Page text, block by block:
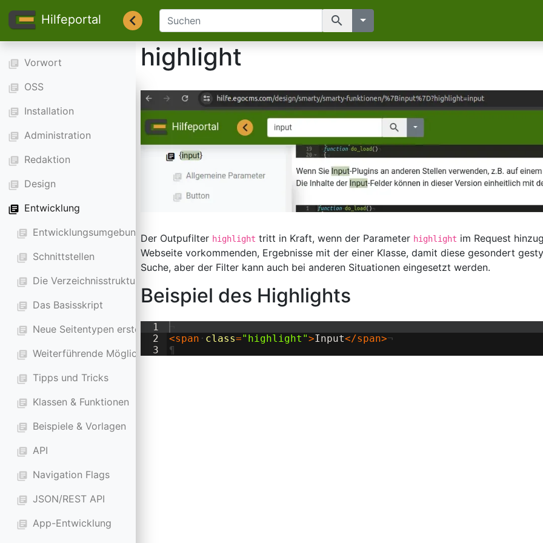
Hilfeportal search
library_books Vorwort
library_books OSS
library_books Installation
library_books Administration
library_books Redaktion
library_books Design
library_books Entwicklung
library_books Entwicklungsumgebung
library_books Schnittstellen
library_books Die Verzeichnisstruktur
library_books Das Basisskript
library_books Neue Seitentypen erstellen
library_books Weiterführende Möglichkeiten
library_books Tipps und Tricks
library_books Klassen & Funktionen
library_books Beispiele & Vorlagen
library_books API
library_books Navigation Flags
library_books JSON/REST API
library_books App-Entwicklung
highlight
Der Outpufilter highlight tritt in Kraft, wenn der Parameter highlight im Request
Webseite vorkommenden, Ergebnisse mit der einer Klasse, damit diese gesondert
Suche, aber der Filter kann auch bei anderen Situationen eingesetzt werden.
Beispiel des Highlights
1
2
3
<span · class="highlight">Input</span>¬
¶